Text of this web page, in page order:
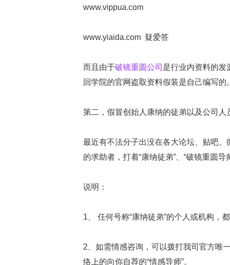
www.vippua.com
www.yiaida.com 疑爱答
而且由于破镜重圆公司 是行业内资料的发
回学院的官网盗取资料假装是自己编写的。
第二，假冒创始人康纳的徒弟以及公司人
最近有不法分子出没在各大论坛、贴吧
的求助者，打着“康纳徒弟”、“破镜重圆导
说明：
1、 任何号称“康纳徒弟”的个人或机构，都
2、如需情感咨询，可以拨打我司官方唯
络上的向你自荐的“情感导师”。